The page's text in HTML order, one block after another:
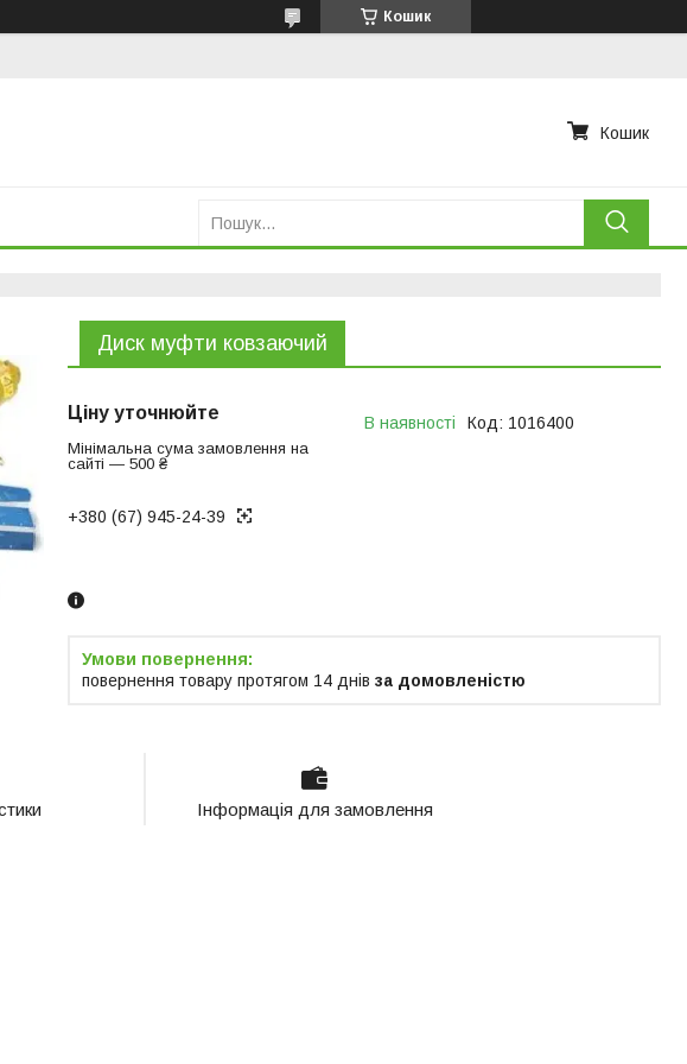
Кошик
Кошик
Диск муфти ковзаючий
Ціну уточнюйте
Мінімальна сума замовлення на
сайті — 500 ₴
В наявності Код: 1016400
+380 (67) 945-24-39
повернення товару протягом 14 днів за домовленістю
Інформація для замовлення